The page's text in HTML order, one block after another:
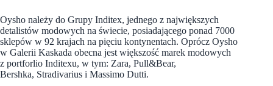
Oysho należy do Grupy Inditex, jednego z największych
detalistów modowych na świecie, posiadającego ponad 7000
sklepów w 92 krajach na pięciu kontynentach. Oprócz Oysho
w Galerii Kaskada obecna jest większość marek modowych
z portforlio Inditexu, w tym: Zara, Pull&Bear,
Bershka, Stradivarius i Massimo Dutti.